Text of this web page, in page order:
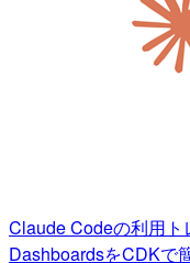
Claude Codeの利用
DashboardsをCDKで